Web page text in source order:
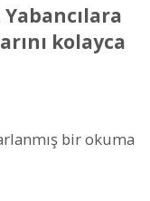
kolayca
bir okuma